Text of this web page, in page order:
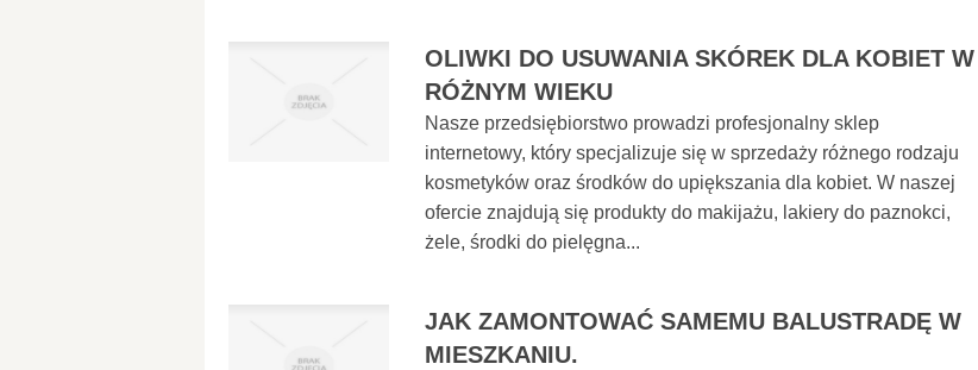
OLIWKI DO USUWANIA SKÓREK DLA KOBIET W
RÓŻNYM WIEKU
Nasze przedsiębiorstwo prowadzi profesjonalny sklep
internetowy, który specjalizuje się w sprzedaży różnego rodzaju
kosmetyków oraz środków do upiększania dla kobiet. W naszej
ofercie znajdują się produkty do makijażu, lakiery do paznokci,
żele, środki do pielęgna...
JAK ZAMONTOWAĆ SAMEMU BALUSTRADĘ W
MIESZKANIU.